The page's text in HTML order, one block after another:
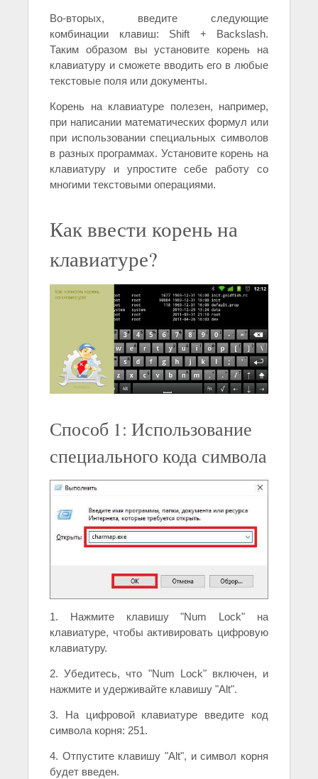
Во-вторых, введите следующие
комбинации клавиш: Shift + Backslash.
Таким образом вы установите корень на
клавиатуру и сможете вводить его в любые
текстовые поля или документы.
Корень на клавиатуре полезен, например,
при написании математических формул или
при использовании специальных символов
в разных программах. Установите корень на
клавиатуру и упростите себе работу со
многими текстовыми операциями.
Как ввести корень на
клавиатуре?
Способ 1: Использование
специального кода символа
1. Нажмите клавишу "Num Lock" на
клавиатуре, чтобы активировать цифровую
клавиатуру.
2. Убедитесь, что "Num Lock" включен, и
нажмите и удерживайте клавишу "Alt".
3. На цифровой клавиатуре введите код
символа корня: 251.
4. Отпустите клавишу "Alt", и символ корня
будет введен.